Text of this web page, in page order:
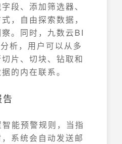
段、添加筛选器、
，自由探索数据，
。同时，九数云BI
析，用户可以从多
片、切块、钻取和
的内在联系。
能预警规则，当指
系统会自动发送邮